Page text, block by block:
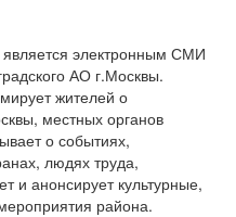
является электронным СМИ
АО г.Москвы.
жителей о
местных органов
о событиях,
людях труда,
и анонсирует культурные,
района.